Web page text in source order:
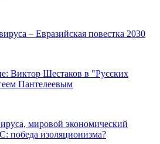
– Евразийская повестка 2030
Виктор Шестаков в "Русских
Пантелеевым
мировой экономический
победа изоляционизма?